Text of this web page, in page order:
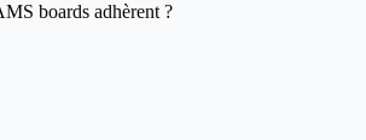
boards adhèrent ?